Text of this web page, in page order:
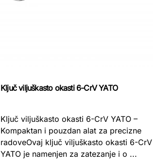
Ključ viljuškasto okasti 6-CrV YATO
Ključ viljuškasto okasti 6-CrV YATO –
Kompaktan i pouzdan alat za precizne
radoveOvaj ključ viljuškasto okasti 6-CrV
YATO je namenjen za zatezanje i o ...